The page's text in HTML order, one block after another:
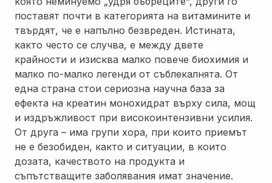
поставят почти в категорията на витамините и
твърдят, че е напълно безвреден. Истината,
както често се случва, е между двете
крайности и изисква малко повече биохимия и
малко по-малко легенди от съблекалнята. От
една страна стои сериозна научна база за
ефекта на креатин монохидрат върху сила, мощ
и издръжливост при високоинтензивни усилия.
От друга – има групи хора, при които приемът
не е безобиден, както и ситуации, в които
дозата, качеството на продукта и
съпътстващите заболявания имат значение.